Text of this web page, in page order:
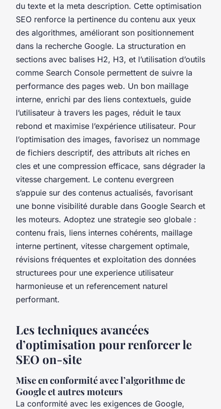
du texte et la meta description. Cette optimisation
SEO renforce la pertinence du contenu aux yeux
des algorithmes, améliorant son positionnement
dans la recherche Google. La structuration en
sections avec balises H2, H3, et l’utilisation d’outils
comme Search Console permettent de suivre la
performance des pages web. Un bon maillage
interne, enrichi par des liens contextuels, guide
l’utilisateur à travers les pages, réduit le taux
rebond et maximise l’expérience utilisateur. Pour
l’optimisation des images, favorisez un nommage
de fichiers descriptif, des attributs alt riches en
cles et une compression efficace, sans dégrader la
vitesse chargement. Le contenu evergreen
s’appuie sur des contenus actualisés, favorisant
une bonne visibilité durable dans Google Search et
les moteurs. Adoptez une strategie seo globale :
contenu frais, liens internes cohérents, maillage
interne pertinent, vitesse chargement optimale,
révisions fréquentes et exploitation des données
structurees pour une experience utilisateur
harmonieuse et un referencement naturel
performant.
Les techniques avancées
d’optimisation pour renforcer le
SEO on-site
Mise en conformité avec l’algorithme de
Google et autres moteurs
La conformité avec les exigences de Google,